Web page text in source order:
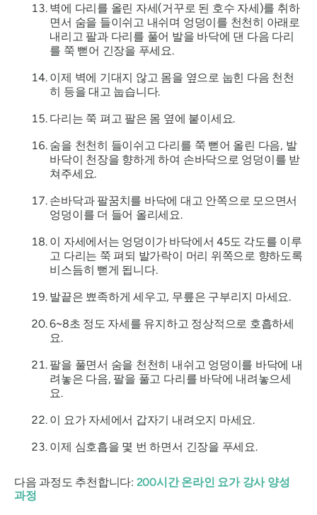
벽에 다리를 올린 자세(거꾸로 된 호수 자세)를 취하
면서 숨을 들이쉬고 내쉬며 엉덩이를 천천히 아래로
내리고 팔과 다리를 풀어 발을 바닥에 댄 다음 다리
를 쭉 뻗어 긴장을 푸세요.
이제 벽에 기대지 않고 몸을 옆으로 눕힌 다음 천천
히 등을 대고 눕습니다.
다리는 쭉 펴고 팔은 몸 옆에 붙이세요.
숨을 천천히 들이쉬고 다리를 쭉 뻗어 올린 다음, 발
바닥이 천장을 향하게 하여 손바닥으로 엉덩이를 받
쳐주세요.
손바닥과 팔꿈치를 바닥에 대고 안쪽으로 모으면서
엉덩이를 더 들어 올리세요.
이 자세에서는 엉덩이가 바닥에서 45도 각도를 이루
고 다리는 쭉 펴되 발가락이 머리 위쪽으로 향하도록
비스듬히 뻗게 됩니다.
발끝은 뾰족하게 세우고, 무릎은 구부리지 마세요.
6~8초 정도 자세를 유지하고 정상적으로 호흡하세
요.
팔을 풀면서 숨을 천천히 내쉬고 엉덩이를 바닥에 내
려놓은 다음, 팔을 풀고 다리를 바닥에 내려놓으세
요.
이 요가 자세에서 갑자기 내려오지 마세요.
이제 심호흡을 몇 번 하면서 긴장을 푸세요.
다음 과정도 추천합니다: 200시간 온라인 요가 강사 양성
과정